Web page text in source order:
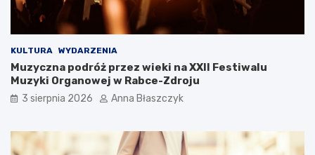
s
KULTURA WYDARZENIA
Muzyczna podróż przez wieki na XXII Festiwalu
Muzyki Organowej w Rabce-Zdroju
3 sierpnia 2026 Anna Błaszczyk